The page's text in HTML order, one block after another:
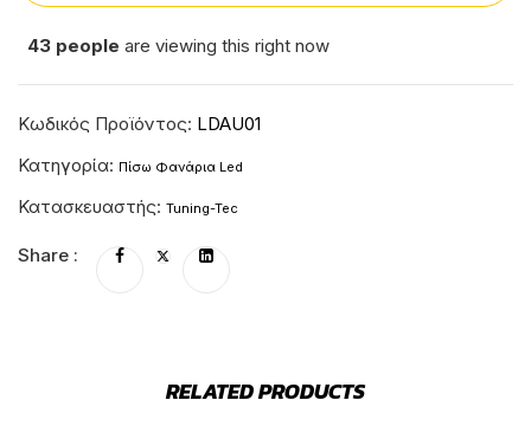
43 people are viewing this right now
Κωδικός Προϊόντος: LDAU01
Κατηγορία: Πίσω Φανάρια Led
Κατασκευαστής: Tuning-Tec
Share :
RELATED PRODUCTS